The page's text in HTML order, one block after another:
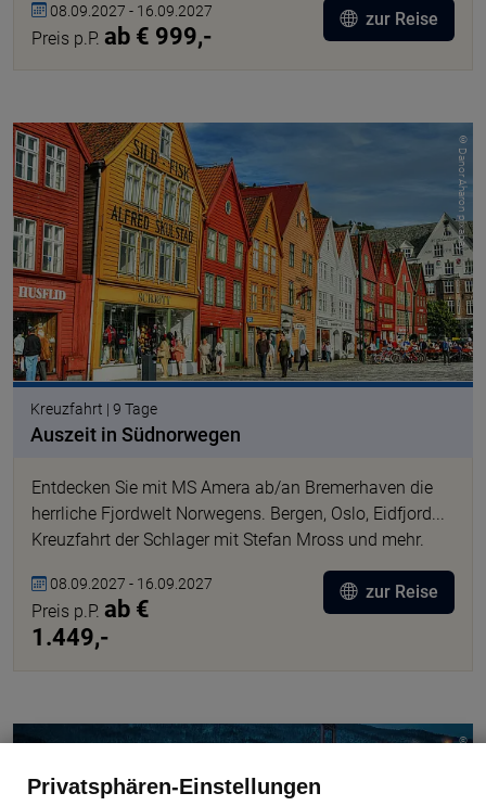
08.09.2027 - 16.09.2027
Preis p.P. ab € 999,-
zur Reise
© Danor Aharon pixabay
Kreuzfahrt | 9 Tage
Auszeit in Südnorwegen
Entdecken Sie mit MS Amera ab/an Bremerhaven die
herrliche Fjordwelt Norwegens. Bergen, Oslo, Eidfjord...
Kreuzfahrt der Schlager mit Stefan Mross und mehr.
08.09.2027 - 16.09.2027
Preis p.P. ab €
1.449,-
zur Reise
Privatsphären-Einstellungen